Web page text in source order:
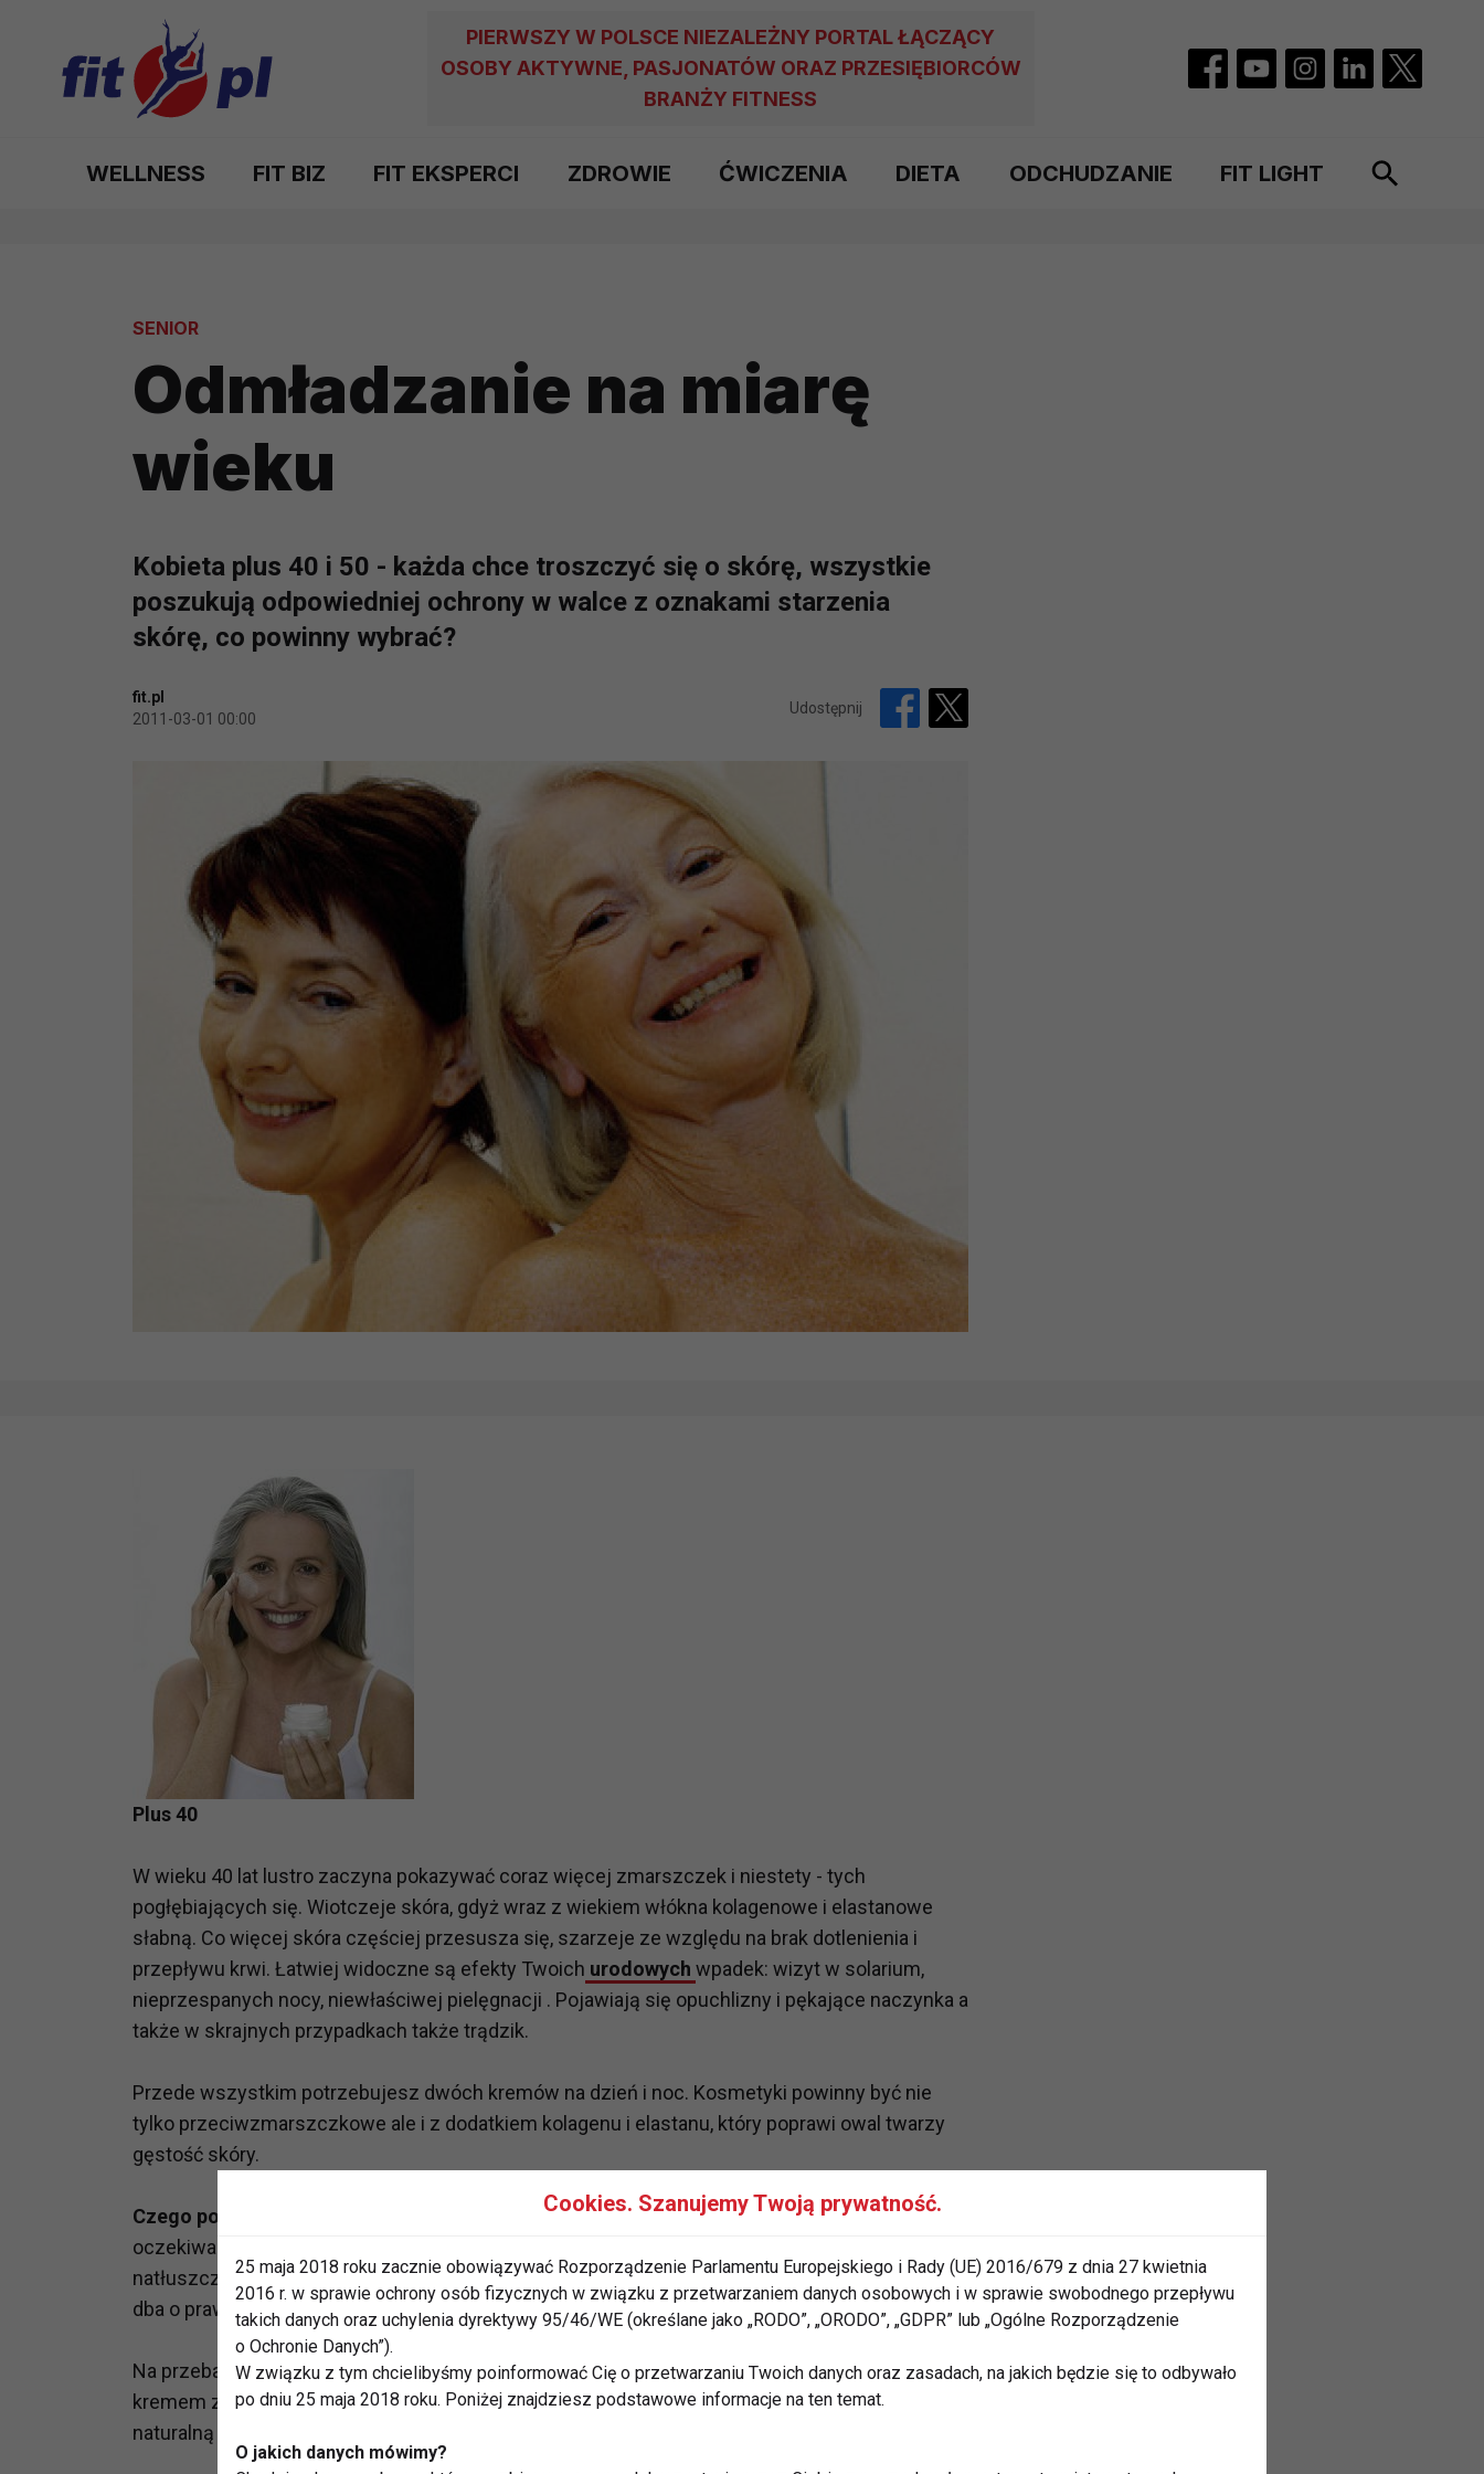
PIERWSZY W POLSCE NIEZALEŻNY PORTAL ŁĄCZĄCY
OSOBY AKTYWNE, PASJONATÓW ORAZ PRZESIĘBIORCÓW
BRANŻY FITNESS
WELLNESS FIT BIZ FIT EKSPERCI ZDROWIE ĆWICZENIA DIETA ODCHUDZANIE FIT LIGHT
SENIOR
Odmładzanie na miarę
wieku
Kobieta plus 40 i 50 - każda chce troszczyć się o skórę, wszystkie
poszukują odpowiedniej ochrony w walce z oznakami starzenia
skórę, co powinny wybrać?
fit.pl
2011-03-01 00:00
Udostępnij
Plus 40
W wieku 40 lat lustro zaczyna pokazywać coraz więcej zmarszczek i niestety - tych
pogłębiających się. Wiotczeje skóra, gdyż wraz z wiekiem włókna kolagenowe i elastanowe
słabną. Co więcej skóra częściej przesusza się, szarzeje ze względu na brak dotlenienia i
przepływu krwi. Łatwiej widoczne są efekty Twoich urodowych wpadek: wizyt w solarium,
nieprzespanych nocy, niewłaściwej pielęgnacji . Pojawiają się opuchlizny i pękające naczynka a
także w skrajnych przypadkach także trądzik.
Przede wszystkim potrzebujesz dwóch kremów na dzień i noc. Kosmetyki powinny być nie
tylko przeciwzmarszczkowe ale i z dodatkiem kolagenu i elastanu, który poprawi owal twarzy
gęstość skóry.
Czego potrzebuje Twoja cera?
Gdy masz 40 lat kosmyki typu żelowego nie będą dawać
oczekiwanych rezultatów, ze względu na zbyt duże przesuszane wybieraj kosmetyki o gęstej,
natłuszczające konsystencji. W składnikach preparatów szukaj retinolu czyli witaminy C, która
dba o prawidłowy wygląd i kondycję, a także walczy z procesami starzenia.
Na przebarwienia wybieraj kosmetyki z rozjaśniające (stosuj na noc). W dzień pielęgnuj skórę
kremem z proteinami pszenicy lub ryżu, kótre mają na celu napinać skórę i przywracać jej
naturalną jedność.
Cookies. Szanujemy Twoją prywatność.
25 maja 2018 roku zacznie obowiązywać Rozporządzenie Parlamentu Europejskiego i Rady (UE) 2016/679 z dnia 27 kwietnia
2016 r. w sprawie ochrony osób fizycznych w związku z przetwarzaniem danych osobowych i w sprawie swobodnego przepływu
takich danych oraz uchylenia dyrektywy 95/46/WE (określane jako „RODO”, „ORODO”, „GDPR” lub „Ogólne Rozporządzenie
o Ochronie Danych”).
W związku z tym chcielibyśmy poinformować Cię o przetwarzaniu Twoich danych oraz zasadach, na jakich będzie się to odbywało
po dniu 25 maja 2018 roku. Poniżej znajdziesz podstawowe informacje na ten temat.
O jakich danych mówimy?